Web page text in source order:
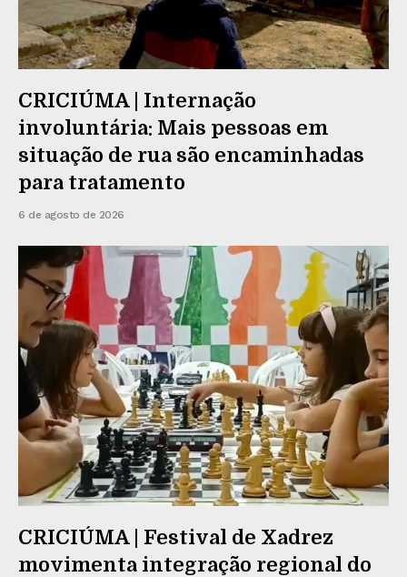
CRICIÚMA | Internação
involuntária: Mais pessoas em
situação de rua são encaminhadas
para tratamento
6 de agosto de 2026
CRICIÚMA | Festival de Xadrez
movimenta integração regional do